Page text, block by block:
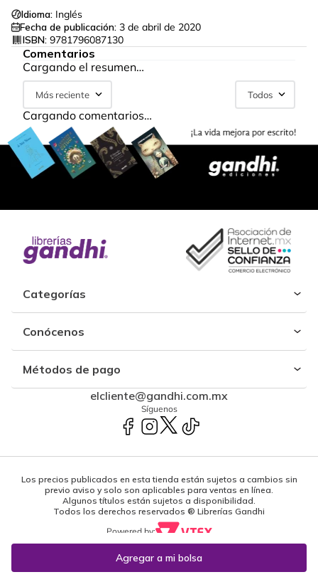
Idioma: Inglés
Fecha de publicación: 3 de abril de 2020
ISBN: 9781796087130
Comentarios
Cargando el resumen…
Más reciente Todos
Cargando comentarios…
Categorías
Conócenos
Métodos de pago
elcliente@gandhi.com.mx
Síguenos
Los precios publicados en esta tienda están sujetos a cambios sin
previo aviso y solo son aplicables para ventas en línea.
Algunos títulos están sujetos a disponibilidad.
Todos los derechos reservados ® Librerías Gandhi
Powered by: